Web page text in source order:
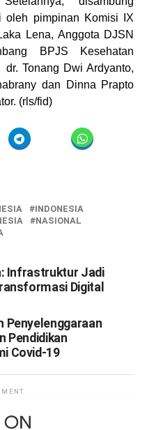
oleh pimpinan Komisi IX
Lena, Anggota DJSN
BPJS Kesehatan
Tonang Dwi Ardyanto,
dan Dinna Prapto
(rls/fid)
INDONESIA
NASIONAL
Infrastruktur Jadi
Digital
Penyelenggaraan
Pendidikan
Covid-19